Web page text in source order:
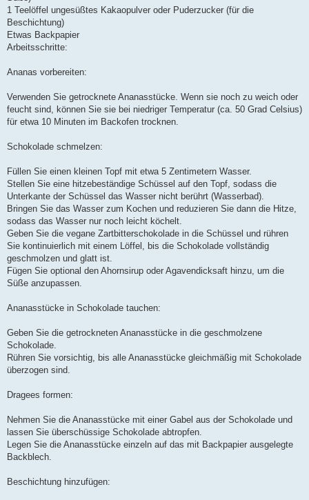
1 Teelöffel ungesüßtes Kakaopulver oder Puderzucker (für die
Beschichtung)
Etwas Backpapier
Arbeitsschritte:
Ananas vorbereiten:
Verwenden Sie getrocknete Ananasstücke. Wenn sie noch zu weich oder
feucht sind, können Sie sie bei niedriger Temperatur (ca. 50 Grad Celsius)
für etwa 10 Minuten im Backofen trocknen.
Schokolade schmelzen:
Füllen Sie einen kleinen Topf mit etwa 5 Zentimetern Wasser.
Stellen Sie eine hitzebeständige Schüssel auf den Topf, sodass die
Unterkante der Schüssel das Wasser nicht berührt (Wasserbad).
Bringen Sie das Wasser zum Kochen und reduzieren Sie dann die Hitze,
sodass das Wasser nur noch leicht köchelt.
Geben Sie die vegane Zartbitterschokolade in die Schüssel und rühren
Sie kontinuierlich mit einem Löffel, bis die Schokolade vollständig
geschmolzen und glatt ist.
Fügen Sie optional den Ahornsirup oder Agavendicksaft hinzu, um die
Süße anzupassen.
Ananasstücke in Schokolade tauchen:
Geben Sie die getrockneten Ananasstücke in die geschmolzene
Schokolade.
Rühren Sie vorsichtig, bis alle Ananasstücke gleichmäßig mit Schokolade
überzogen sind.
Dragees formen:
Nehmen Sie die Ananasstücke mit einer Gabel aus der Schokolade und
lassen Sie überschüssige Schokolade abtropfen.
Legen Sie die Ananasstücke einzeln auf das mit Backpapier ausgelegte
Backblech.
Beschichtung hinzufügen: